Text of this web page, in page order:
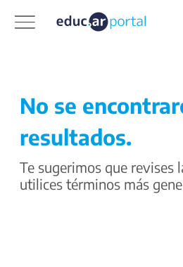
No se
resultados.
Te sugerimos que revises
utilices términos más